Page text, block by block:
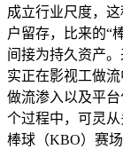
成立行业尺度，
户留存，比来的“
间接为持久资产
实正在影视工做
做流渗入以及平
个过程中，可灵
棒球（KBO）赛